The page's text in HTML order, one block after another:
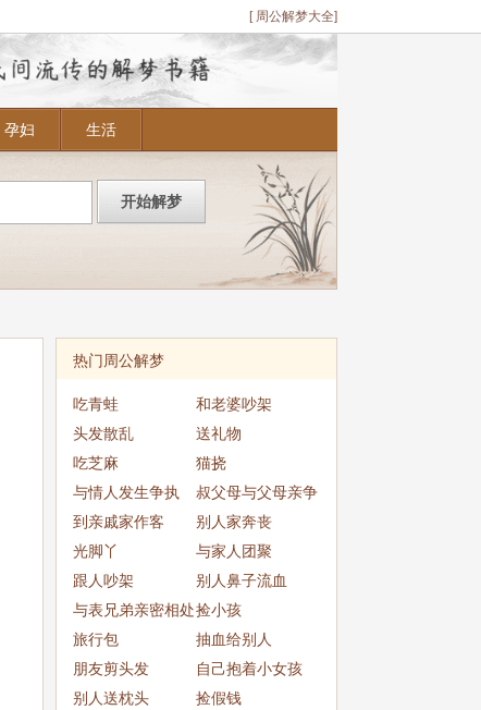
[ 周公解梦大全]
孕妇 生活
热门周公解梦
吃青蛙
和老婆吵架
头发散乱
送礼物
吃芝麻
猫挠
与情人发生争执
叔父母与父母亲争
吵
到亲戚家作客
别人家奔丧
光脚丫
与家人团聚
跟人吵架
别人鼻子流血
与表兄弟亲密相处捡小孩
旅行包
抽血给别人
朋友剪头发
自己抱着小女孩
别人送枕头
捡假钱